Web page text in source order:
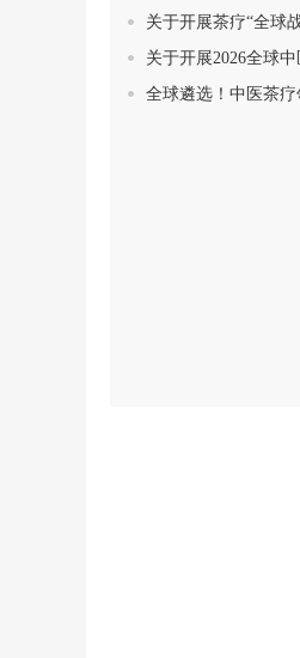
关于开展茶疗“全球
关于开展2026全球
全球遴选！中医茶